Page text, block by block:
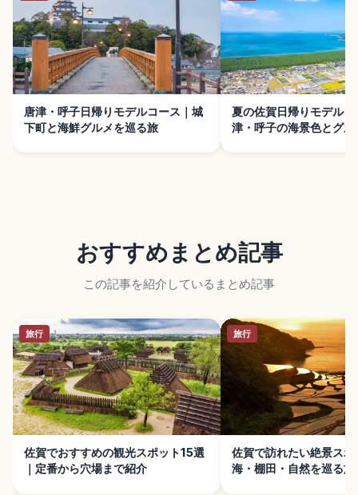
唐津・呼子日帰りモデルコース｜城
下町と海鮮グルメを巡る旅
夏の佐賀日帰りモデルコ
津・呼子の海景色とグル
おすすめまとめ記事
この記事を紹介しているまとめ記事
旅行
佐賀でおすすめの観光スポット15選
｜定番から穴場まで紹介
旅行
佐賀で訪れたい絶景ス
海・棚田・自然を巡る旅